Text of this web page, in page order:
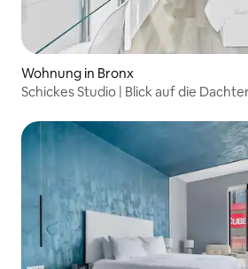
Wohnung in Bronx
Schickes Studio | Blick auf die